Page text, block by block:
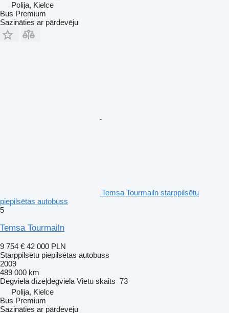
Polija, Kielce
Bus Premium
Sazināties ar pārdevēju
Temsa Tourmailn starppilsētu
piepilsētas autobuss
5
Temsa Tourmailn
9 754 € 42 000 PLN
Starppilsētu piepilsētas autobuss
2009
489 000 km
Degviela dīzeļdegviela Vietu skaits 73
Polija, Kielce
Bus Premium
Sazināties ar pārdevēju